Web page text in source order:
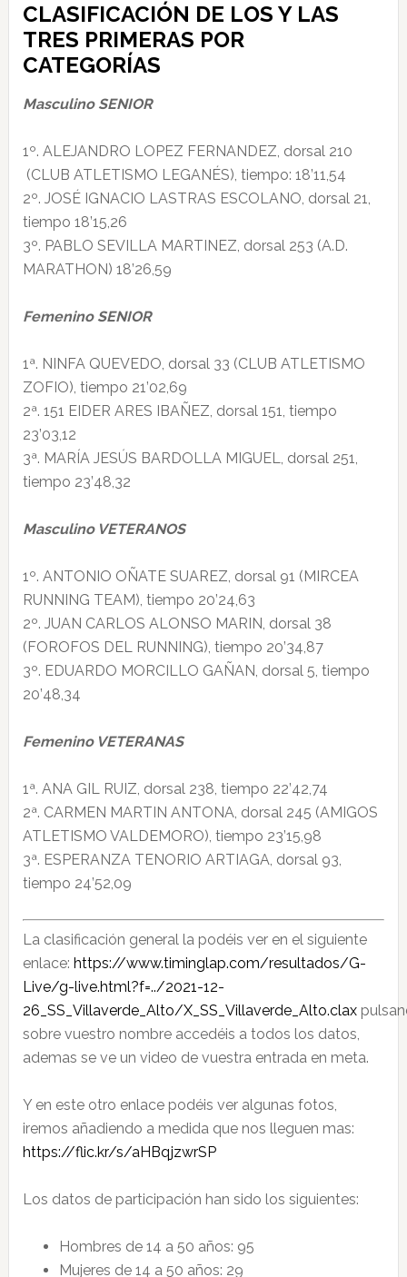
CLASIFICACIÓN DE LOS Y LAS
TRES PRIMERAS POR
CATEGORÍAS
Masculino SENIOR
1º. ALEJANDRO LOPEZ FERNANDEZ, dorsal 210
(CLUB ATLETISMO LEGANÉS), tiempo: 18’11,54
2º. JOSÉ IGNACIO LASTRAS ESCOLANO, dorsal 21,
tiempo 18’15,26
3º. PABLO SEVILLA MARTINEZ, dorsal 253 (A.D.
MARATHON) 18’26,59
Femenino SENIOR
1ª. NINFA QUEVEDO, dorsal 33 (CLUB ATLETISMO
ZOFIO), tiempo 21’02,69
2ª. 151 EIDER ARES IBAÑEZ, dorsal 151, tiempo
23’03,12
3ª. MARÍA JESÚS BARDOLLA MIGUEL, dorsal 251,
tiempo 23’48,32
Masculino VETERANOS
1º. ANTONIO OÑATE SUAREZ, dorsal 91 (MIRCEA
RUNNING TEAM), tiempo 20’24,63
2º. JUAN CARLOS ALONSO MARIN, dorsal 38
(FOROFOS DEL RUNNING), tiempo 20’34,87
3º. EDUARDO MORCILLO GAÑAN, dorsal 5, tiempo
20’48,34
Femenino VETERANAS
1ª. ANA GIL RUIZ, dorsal 238, tiempo 22’42,74
2ª. CARMEN MARTIN ANTONA, dorsal 245 (AMIGOS
ATLETISMO VALDEMORO), tiempo 23’15,98
3ª. ESPERANZA TENORIO ARTIAGA, dorsal 93,
tiempo 24’52,09
La clasificación general la podéis ver en el siguiente
enlace: https://www.timinglap.com/resultados/G-
Live/g-live.html?f=../2021-12-
26_SS_Villaverde_Alto/X_SS_Villaverde_Alto.clax
sobre vuestro nombre accedéis a todos los datos,
ademas se ve un video de vuestra entrada en meta.
Y en este otro enlace podéis ver algunas fotos,
iremos añadiendo a medida que nos lleguen mas:
https://flic.kr/s/aHBqjzwrSP
Los datos de participación han sido los siguientes:
Hombres de 14 a 50 años: 95
Mujeres de 14 a 50 años: 29